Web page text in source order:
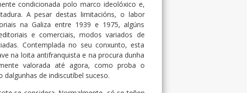
condicionada polo marco ideolóxico e,
A pesar destas limitacións, o labor
na Galiza entre 1939 e 1975, algúns
e comerciais, modos variados de
Contemplada no seu conxunto, esta
na loita antifranquista e na procura dunha
valorada até agora, como proba o
de indiscutíbel suceso.